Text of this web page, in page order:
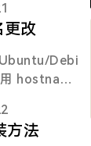
置为英
8并保存
sudo locale
改
Debi
hostname
ne
方法